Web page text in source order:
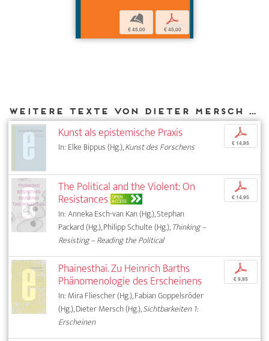
b
€ 45,00
p
€ 45,00
Weitere Texte von Dieter Mersch bei DIAPHANES
Kunst als epistemische Praxis
In: Elke Bippus (Hg.),Kunst des Forschens
p
€ 14,95
The Political and the Violent: On
Resistances OPEN
ACCESS
In: Anneka Esch-van Kan (Hg.), Stephan
Packard (Hg.), Philipp Schulte (Hg.),Thinking –
Resisting – Reading the Political
p
€ 14,95
Phainesthai. Zu Heinrich Barths
Phänomenologie des Erscheinens
In: Mira Fliescher (Hg.), Fabian Goppelsröder
(Hg.), Dieter Mersch (Hg.),Sichtbarkeiten 1:
Erscheinen
p
€ 9,95